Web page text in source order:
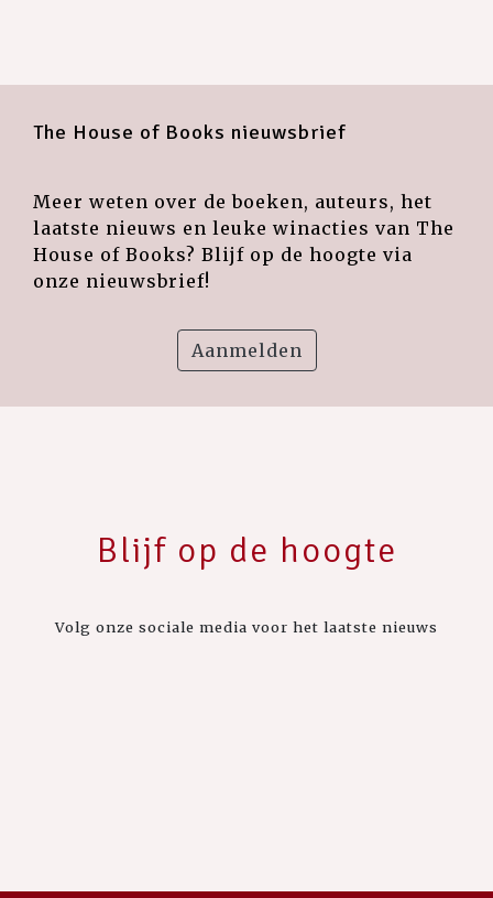
The House of Books nieuwsbrief
Meer weten over de boeken, auteurs, het
laatste nieuws en leuke winacties van The
House of Books? Blijf op de hoogte via
onze nieuwsbrief!
Aanmelden
Blijf op de hoogte
Volg onze sociale media voor het laatste nieuws